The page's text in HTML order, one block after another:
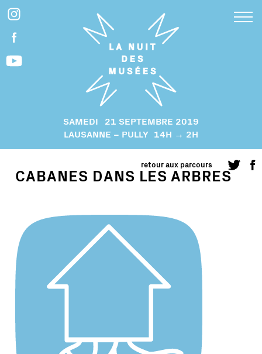
SAMEDI 21 SEPTEMBRE 2019
LAUSANNE – PULLY 14H → 2H
CABANES DANS LES ARBRES
retour aux parcours